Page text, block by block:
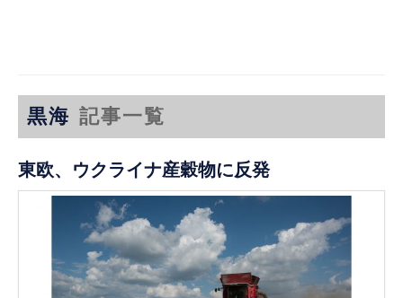
黒海 記事一覧
東欧、ウクライナ産穀物に反発